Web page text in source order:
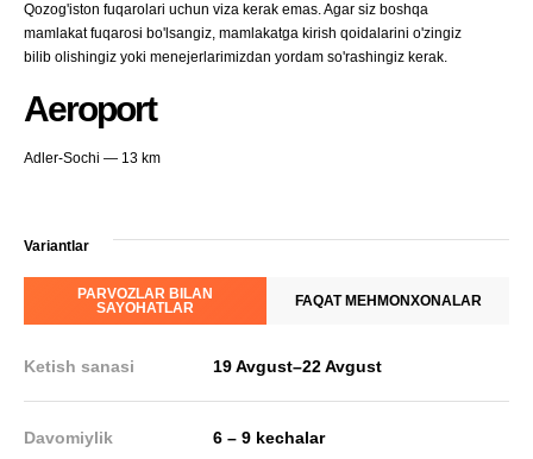
Qozog'iston fuqarolari uchun viza kerak emas. Agar siz boshqa
mamlakat fuqarosi bo'lsangiz, mamlakatga kirish qoidalarini o'zingiz
bilib olishingiz yoki menejerlarimizdan yordam so'rashingiz kerak.
Aeroport
Adler-Sochi — 13 km
Variantlar
PARVOZLAR BILAN
SAYOHATLAR
FAQAT MEHMONXONALAR
Ketish sanasi 19 Avgust–22 Avgust
Davomiylik 6 – 9 kechalar